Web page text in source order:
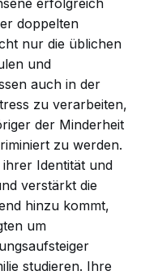
doppelten
nur die üblichen
und
auch in der
zu verarbeiten,
der Minderheit
zu werden.
Identität und
verstärkt die
hinzu kommt,
um
studieren. Ihre